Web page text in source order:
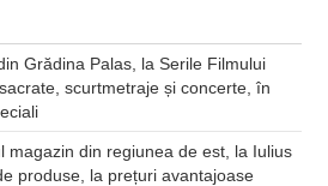
Grădina Palas, la Serile Filmului
scurtmetraje și concerte, în
magazin din regiunea de est, la Iulius
produse, la prețuri avantajoase